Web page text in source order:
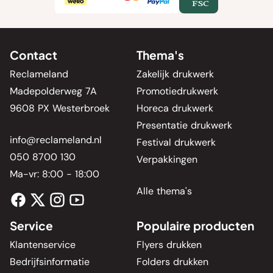
Contact
Reclameland
Madepolderweg 7A
9608 PX Westerbroek
info@reclameland.nl
050 8700 130
Ma-vr: 8:00 - 18:00
Thema's
Zakelijk drukwerk
Promotiedrukwerk
Horeca drukwerk
Presentatie drukwerk
Festival drukwerk
Verpakkingen
Alle thema's
Service
Klantenservice
Bedrijfsinformatie
Populaire producten
Flyers drukken
Folders drukken